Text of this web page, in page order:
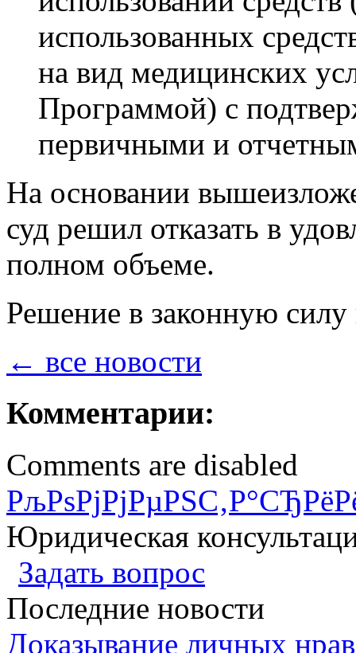
использованных
на вид медицинских
Программой) с
первичными и
На основании
суд решил отказать в
полном объеме.
Решение в законную силу
← все новости
Комментарии:
Comments are disabled
Юридическая
Задать вопрос
Последние новости
Доказывание личных